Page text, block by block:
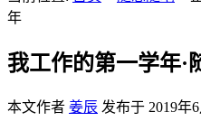
年
我工作的第一学年·
本文作者 姜辰 发布于 2019年